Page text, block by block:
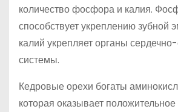
количество фосфора и калия.
способствует укреплению зубной
калий укрепляет органы
системы.
Кедровые орехи богаты
которая оказывает